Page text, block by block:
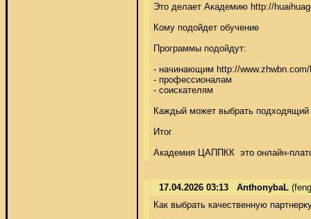
Это делает Академию http://
Кому подойдет обучение
Программы подойдут:
- начинающим http://
- профессионалам
- соискателям
Каждый может выбрать подходящий
Итог
Академия ЦАППКК  это онлайн-
17.04.2026 03:13 AnthonybaL
Как выбрать качественную